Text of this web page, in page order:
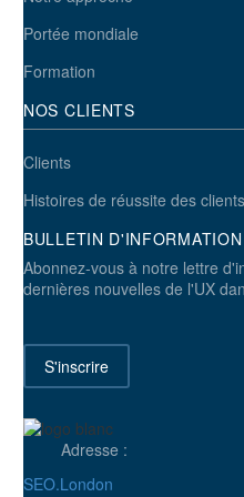
La différence entre l'étude de
utilisateur
6
25 Mai 2015
Groupes de discussion -
3
Portée mondiale
Formation
NOS CLIENTS
Clients
Histoires de réussite des clients
BULLETIN D'INFORMATION
Abonnez-vous à notre lettre
dernières nouvelles de l'UX
S'inscrire
Adresse :
SEO.London